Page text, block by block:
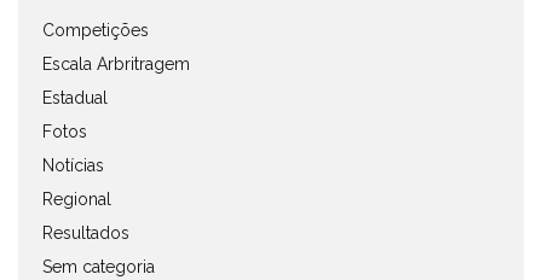
Competições
Escala Arbritragem
Estadual
Fotos
Notícias
Regional
Resultados
Sem categoria